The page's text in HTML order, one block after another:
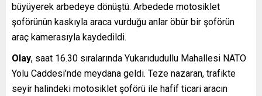
büyüyerek arbedeye dönüştü. Arbedede motosiklet
şoförünün kaskıyla araca vurduğu anlar öbür bir şoförün
araç kamerasıyla kaydedildi.
Olay, saat 16.30 sıralarında Yukarıdudullu Mahallesi NATO
Yolu Caddesi’nde meydana geldi. Teze nazaran, trafikte
seyir halindeki motosiklet şoförü ile hafif ticari aracın